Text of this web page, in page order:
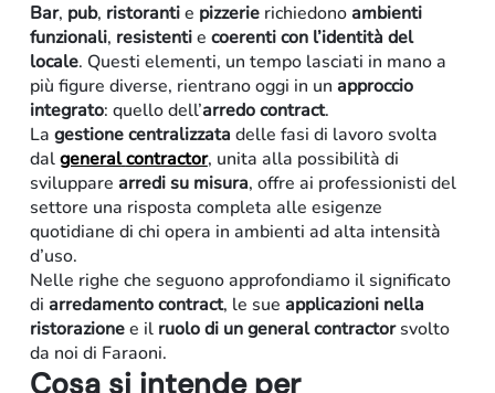
Retail
Bar, pub, ristorantie pizzerierichiedonoambienti
funzionali, resistentie coerenticon l’identità del
locale. Questi elementi, un tempo lasciati in mano a
più figure diverse, rientrano oggi in un approccio
integrato: quello dell’arredocontract.
La gestione centralizzata delle fasi di lavoro svolta
dalgeneralcontractor, unita alla possibilità di
sviluppare arredi su misura, offre ai professionisti del
settore una risposta completa alle esigenze
quotidiane di chi opera in ambienti ad alta intensità
d’uso.
Nelle righe che seguono approfondiamo il significato
di arredamento contract, le sue applicazioni nella
ristorazionee il ruolo di un general contractorsvolto
da noi di Faraoni.
Cosa si intende per